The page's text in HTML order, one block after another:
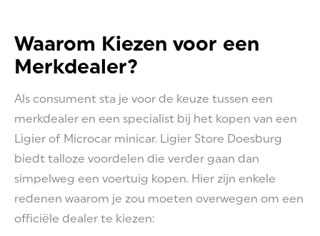
Waarom Kiezen voor een
Merkdealer?
Als consument sta je voor de keuze tussen een
merkdealer en een specialist bij het kopen van een
Ligier of Microcar minicar. Ligier Store Doesburg
biedt talloze voordelen die verder gaan dan
simpelweg een voertuig kopen. Hier zijn enkele
redenen waarom je zou moeten overwegen om een
officiële dealer te kiezen: